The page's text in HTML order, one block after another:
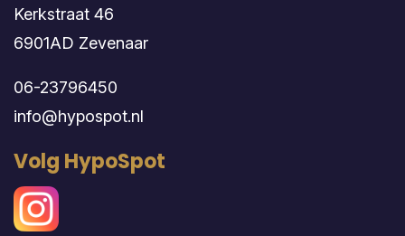
Kerkstraat 46
6901AD Zevenaar
06-23796450
info@hypospot.nl
Volg HypoSpot